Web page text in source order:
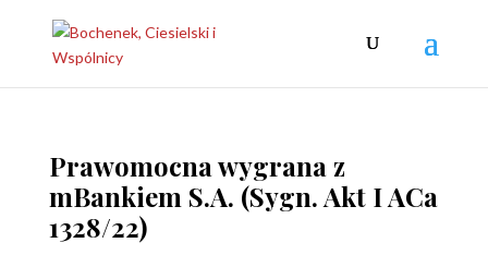
Prawomocna wygrana z
mBankiem S.A. (Sygn. Akt I ACa
1328/22)